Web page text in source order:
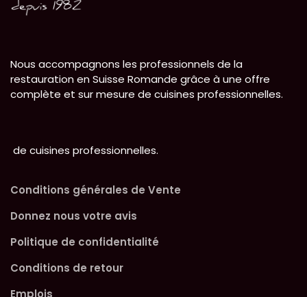
Nous accompagnons les professionnels de la
restauration en Suisse Romande grâce à une offre
complète et sur mesure de cuisines professionnelles.
de cuisines professionnelles.
Conditions générales de Vente
Donnez nous votre avis
Politique de confidentialité
Conditions de retour
Emplois